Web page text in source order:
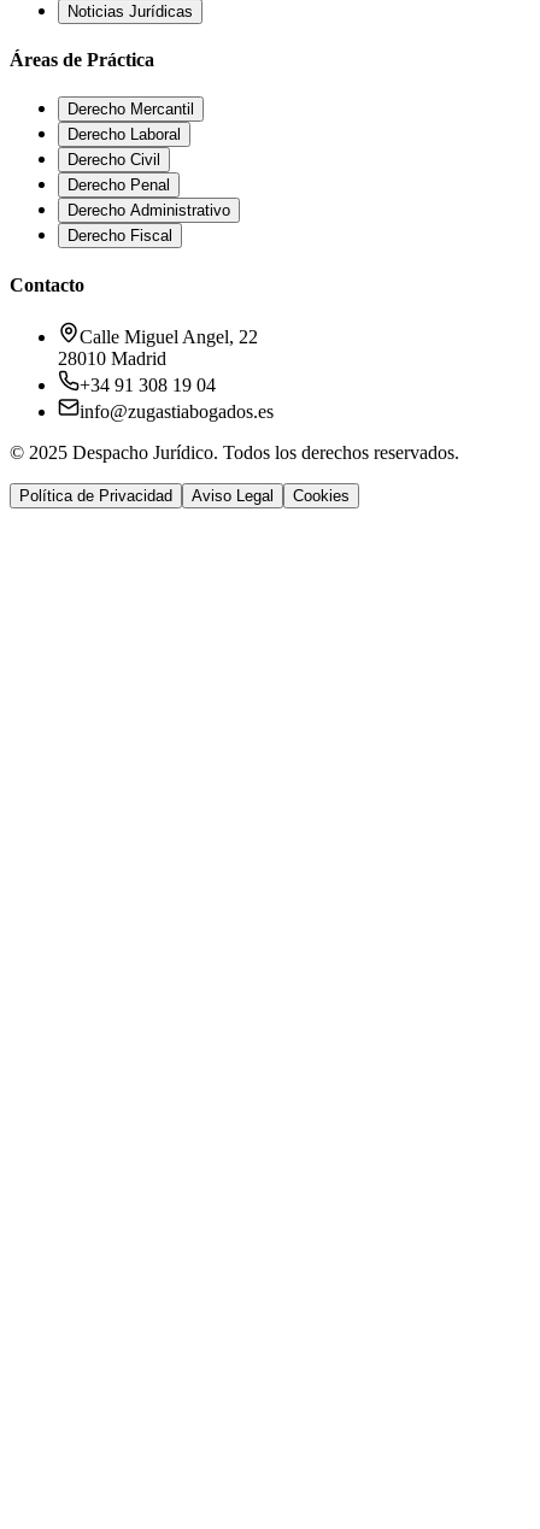
Noticias Jurídicas
Áreas de Práctica
Derecho Mercantil
Derecho Laboral
Derecho Civil
Derecho Penal
Derecho Administrativo
Derecho Fiscal
Contacto
Calle Miguel Angel, 22
28010 Madrid
+34 91 308 19 04
info@zugastiabogados.es
© 2025 Despacho Jurídico. Todos los derechos reservados.
Política de Privacidad Aviso Legal Cookies